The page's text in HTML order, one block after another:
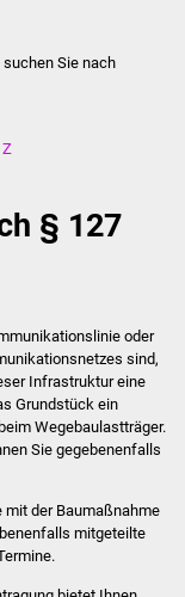
suchen Sie nach
Z
§ 127
oder
sind,
Infrastruktur eine
Grundstück ein
Wegebaulastträger.
Sie gegebenenfalls
mit der Baumaßnahme
mitgeteilte